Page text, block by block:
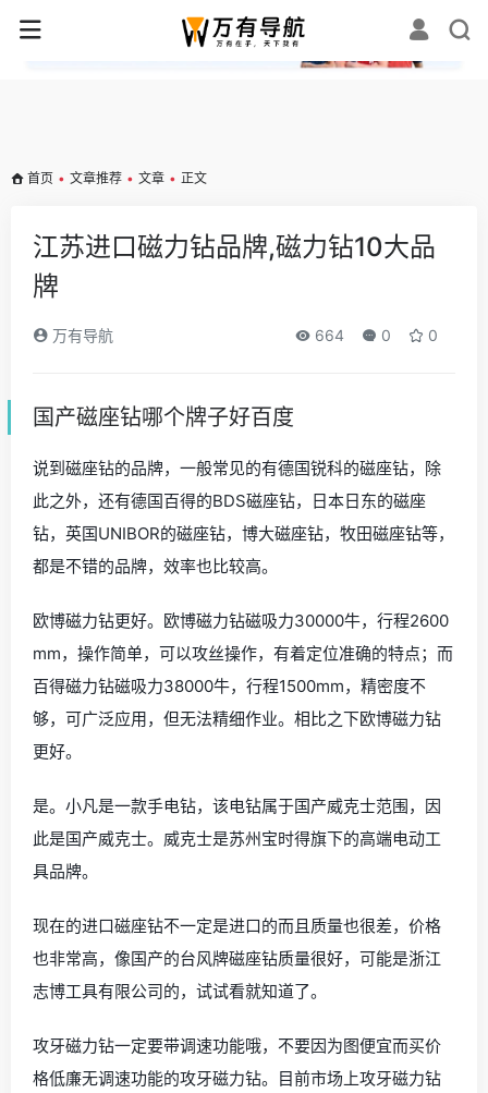
✕
首页 • 文章推荐 • 文章 • 正文
江苏进口磁力钻品牌,磁力钻10大品
牌
万有导航 664 0 0
国产磁座钻哪个牌子好百度
说到磁座钻的品牌，一般常见的有德国锐科的磁座钻，除
此之外，还有德国百得的BDS磁座钻，日本日东的磁座
钻，英国UNIBOR的磁座钻，博大磁座钻，牧田磁座钻等，
都是不错的品牌，效率也比较高。
欧博磁力钻更好。欧博磁力钻磁吸力30000牛，行程2600
mm，操作简单，可以攻丝操作，有着定位准确的特点；而
百得磁力钻磁吸力38000牛，行程1500mm，精密度不
够，可广泛应用，但无法精细作业。相比之下欧博磁力钻
更好。
是。小凡是一款手电钻，该电钻属于国产威克士范围，因
此是国产威克士。威克士是苏州宝时得旗下的高端电动工
具品牌。
现在的进口磁座钻不一定是进口的而且质量也很差，价格
也非常高，像国产的台风牌磁座钻质量很好，可能是浙江
志博工具有限公司的，试试看就知道了。
攻牙磁力钻一定要带调速功能哦，不要因为图便宜而买价
格低廉无调速功能的攻牙磁力钻。目前市场上攻牙磁力钻